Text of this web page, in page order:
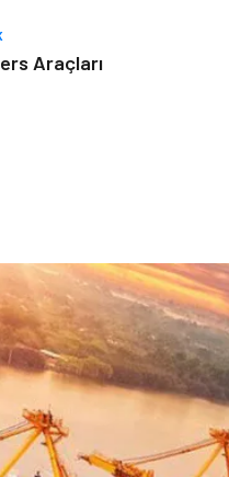
ve Birlikler
İnternet
Araçları